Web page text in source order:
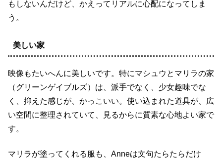
もしないんだけど、かえってリアルに心配になってしま
う。
美しい家
映像もたいへんに美しいです。特にマシュウとマリラの家
（グリーンゲイブルズ）は、派手でなく、少女趣味でな
く、抑えた感じが、かっこいい。使い込まれた道具が、広
い空間に整理されていて、見るからに質素な心地よい家で
す。
マリラが塗ってくれる服も、Anneは文句たらたらだけ